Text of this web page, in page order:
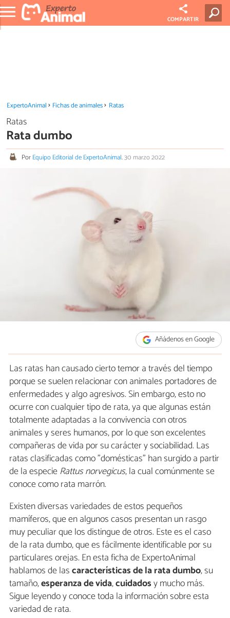
COMPARTIR
ExpertoAnimal Fichas de animales Ratas
Ratas
Rata dumbo
PorEquipo Editorial de ExpertoAnimal.30 marzo 2022
Añádenos en Google
Las ratas han causado cierto temor a través del tiempo
porque se suelen relacionar con animales portadores de
enfermedades y algo agresivos. Sin embargo, esto no
ocurre con cualquier tipo de rata, ya que algunas están
totalmente adaptadas a la convivencia con otros
animales y seres humanos, por lo que son excelentes
compañeras de vida por su carácter y sociabilidad. Las
ratas clasificadas como "domésticas" han surgido a partir
de la especieRattus norvegicus, la cual comúnmente se
conoce como rata marrón.
Existen diversas variedades de estos pequeños
mamíferos, que en algunos casos presentan un rasgo
muy peculiar que los distingue de otros. Este es el caso
de la rata dumbo, que es fácilmente identificable por su
particulares orejas. En esta ficha de ExpertoAnimal
hablamos de lascaracterísticas de larata dumbo, su
tamaño,esperanza de vida,cuidadosy mucho más.
Sigue leyendo y conoce toda la información sobre esta
variedad de rata.